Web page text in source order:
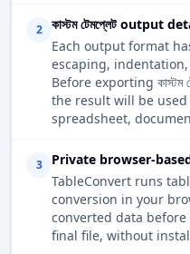
2
কাস্টম টেমপ্লেট output
Each output format
escaping,
Before exporting কাস্টম
the result will be used
spreadsheet,
3
Private browser-
TableConvert runs
conversion in your
converted data
final file, without